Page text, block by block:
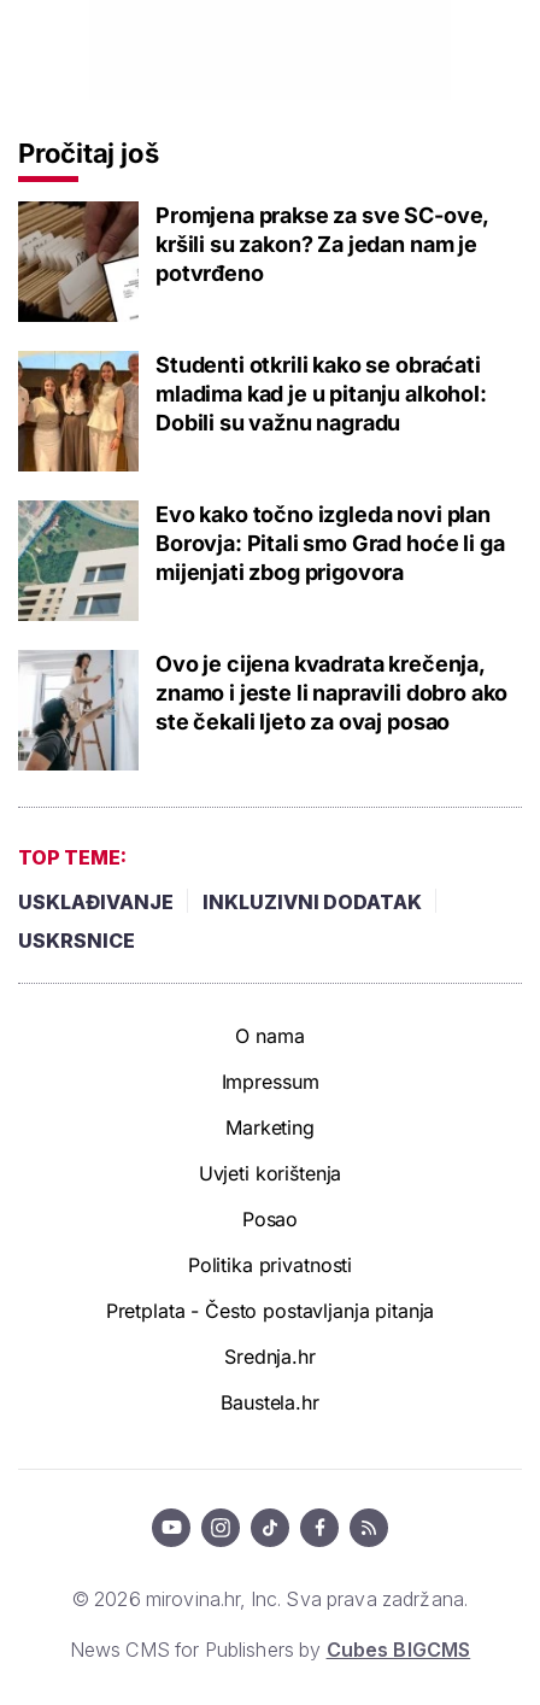
Pročitaj još
Promjena prakse za sve SC-ove,
kršili su zakon? Za jedan nam je
potvrđeno
Studenti otkrili kako se obraćati
mladima kad je u pitanju alkohol:
Dobili su važnu nagradu
Evo kako točno izgleda novi plan
Borovja: Pitali smo Grad hoće li ga
mijenjati zbog prigovora
Ovo je cijena kvadrata krečenja,
znamo i jeste li napravili dobro ako
ste čekali ljeto za ovaj posao
TOP TEME:
USKLAĐIVANJE
INKLUZIVNI DODATAK
USKRSNICE
O nama
Impressum
Marketing
Uvjeti korištenja
Posao
Politika privatnosti
Pretplata - Često postavljanja pitanja
Srednja.hr
Baustela.hr
© 2026 mirovina.hr, Inc. Sva prava zadržana.
News CMS for Publishers by Cubes BIGCMS